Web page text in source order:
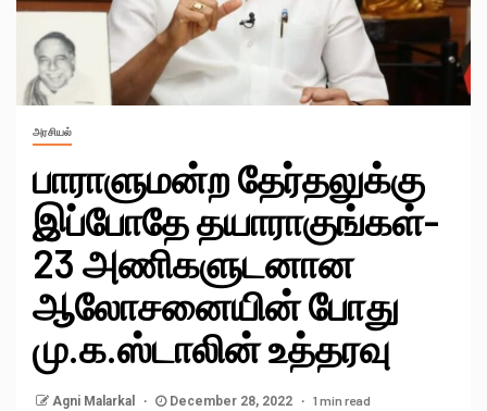
அரசியல்
பாராளுமன்ற தேர்தலுக்கு
இப்போதே தயாராகுங்கள்-
23 அணிகளுடனான
ஆலோசனையின் போது
மு.க.ஸ்டாலின் உத்தரவு
Agni Malarkal December 28, 2022 1 min read